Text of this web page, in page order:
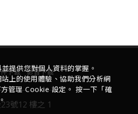
下載 影音下載
號12 樓之 1
提供您對個人資料的掌握。
上的使用體驗、協助我們分析網
管理 Cookie 設定。 按一下「確